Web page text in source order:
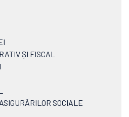
ȘI FISCAL
SOCIALE